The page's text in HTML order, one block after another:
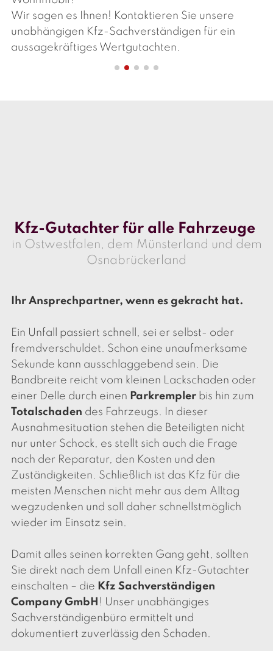
Wir sagen es Ihnen! Kontaktieren Sie unsere
unabhängigen Kfz-Sachverständigen für ein
aussagekräftiges Wertgutachten.
Kfz-Gutachter für alle Fahrzeuge
in Ostwestfalen, dem Münsterland und dem
Osnabrückerland
Ihr Ansprechpartner, wenn es gekracht hat.
Ein Unfall passiert schnell, sei er selbst- oder
fremdverschuldet. Schon eine unaufmerksame
Sekunde kann ausschlaggebend sein. Die
Bandbreite reicht vom kleinen Lackschaden oder
einer Delle durch einen Parkrempler bis hin zum
Totalschaden des Fahrzeugs. In dieser
Ausnahmesituation stehen die Beteiligten nicht
nur unter Schock, es stellt sich auch die Frage
nach der Reparatur, den Kosten und den
Zuständigkeiten. Schließlich ist das Kfz für die
meisten Menschen nicht mehr aus dem Alltag
wegzudenken und soll daher schnellstmöglich
wieder im Einsatz sein.
Damit alles seinen korrekten Gang geht, sollten
Sie direkt nach dem Unfall einen Kfz-Gutachter
einschalten – die Kfz Sachverständigen
Company GmbH ! Unser unabhängiges
Sachverständigenbüro ermittelt und
dokumentiert zuverlässig den Schaden.